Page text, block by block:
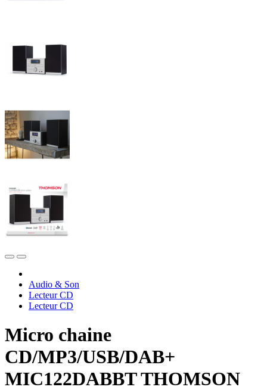
Audio & Son
Lecteur CD
Lecteur CD
Micro chaine
CD/MP3/USB/DAB+
MIC122DABBT THOMSON